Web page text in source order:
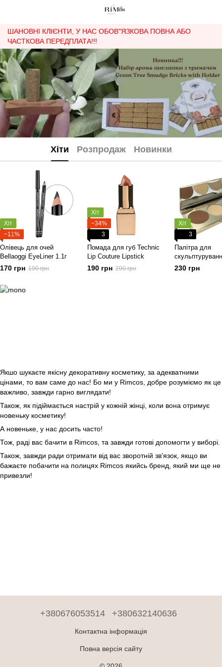
ШАНОВНІ КЛІЄНТИ, У НАС ОБОВ"ЯЗКОВА ПОВНА АБО
ЧАСТКОВА ПЕРЕДПЛАТА!!!
Хіти Розпродаж Новинки
Хіт
−11%
Олівець для очей
Bellaoggi EyeLiner 1.1г
170 грн 190 грн
Хіт
−34%
3
Помада для губ Technic
Lip Couture Lipstick
190 грн 290 грн
Хіт
3
Палітра для
Body Collection
Powder Trio
230 грн
Якшо шукаєте якісну декоративну косметику, за адекватними
цінами, то вам саме до нас! Бо ми у Rimcos, добре розуміємо як це
важливо, завжди гарно виглядати!
Також, як підіймається настрій у кожній жінці, коли вона отримує
новеньку косметику!
А новеньке, у нас досить часто!
Тож, раді вас бачити в Rimcos, та завжди готові допомогти у виборі.
Також, завжди ради отримати від вас зворотній зв'язок, якщо ви
бажаєте побачити на полицях Rimcos якийсь бренд, який ми ще не
привезли!
+380676053514 +380632140636
Контактна інформація
Повна версія сайту